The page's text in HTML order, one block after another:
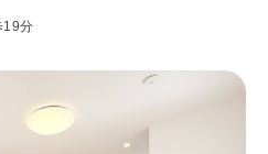
19分